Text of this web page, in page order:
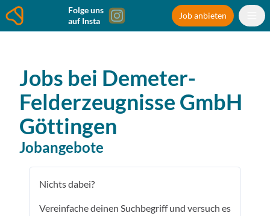
Folge uns
auf Insta
Job anbieten
Jobs bei Demeter-
Felderzeugnisse GmbH
Göttingen
Jobangebote
Nichts dabei?
Vereinfache deinen Suchbegriff und versuch es